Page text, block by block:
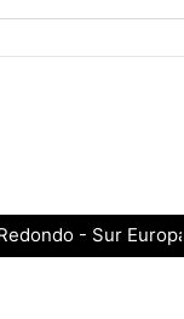
- Sur Europa